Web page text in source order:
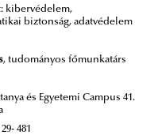
kibervédelem,
biztonság, adatvédelem
, tudományos főmunkatárs
és Egyetemi Campus 41.
481